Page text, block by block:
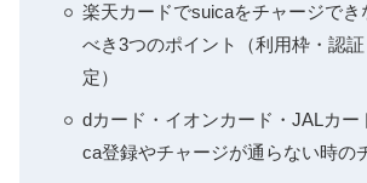
楽天カードでsuicaをチャージでき
べき3つのポイント（利用枠・認
定）
dカード・イオンカード・JALカー
ca登録やチャージが通らない時の